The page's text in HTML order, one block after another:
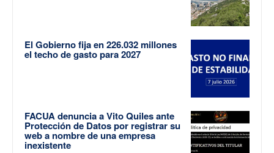
El Gobierno fija en 226.032 millones
el techo de gasto para 2027
FACUA denuncia a Vito Quiles ante
Protección de Datos por registrar su
web a nombre de una empresa
inexistente